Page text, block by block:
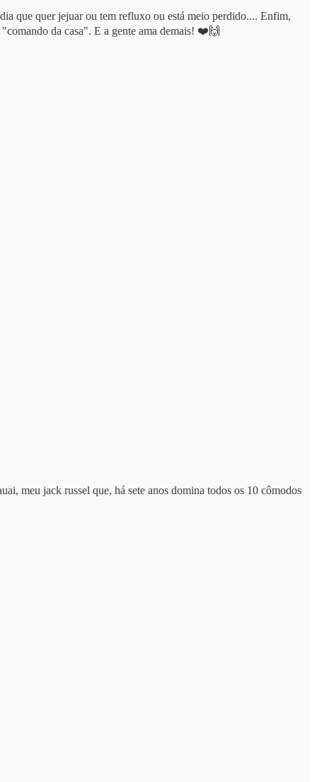
que quer jejuar ou tem refluxo ou está meio perdido.... Enfim,
da casa". E a gente ama demais! ❤️🙌
meu jack russel que, há sete anos domina todos os 10 cômodos